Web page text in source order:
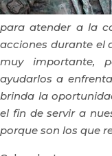
para atender a la
acciones durante el
muy importante,
ayudarlos a
brinda la
el fin de servir a
porque son los que